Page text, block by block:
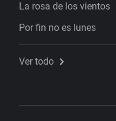
La rosa de los vientos
Por fin no es lunes
Ver todo